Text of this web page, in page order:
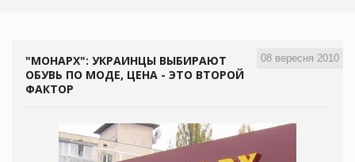
08 вересня 2010
"МОНАРХ": УКРАИНЦЫ ВЫБИРАЮТ
ОБУВЬ ПО МОДЕ, ЦЕНА - ЭТО ВТОРОЙ
ФАКТОР